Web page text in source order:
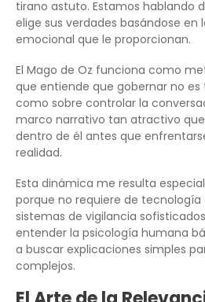
tirano astuto. Estamos hablando
elige sus verdades basándose en
emocional que le proporcionan.
El Mago de Oz funciona como
que entiende que gobernar no
como sobre controlar la
marco narrativo tan atractivo
dentro de él antes que
realidad.
Esta dinámica me resulta
porque no requiere de tecnología
sistemas de vigilancia
entender la psicología humana
a buscar explicaciones simples
complejos.